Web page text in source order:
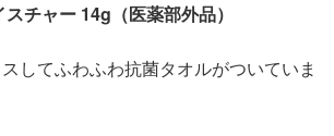
チャー 14g（医薬部外品）
てふわふわ抗菌タオルがついていま